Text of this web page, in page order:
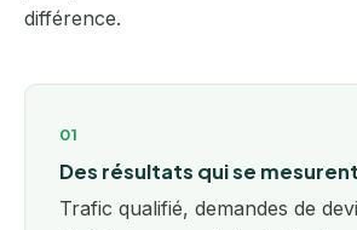
différence.
01
Des résultats qui se mesurent
Trafic qualifié, demandes de